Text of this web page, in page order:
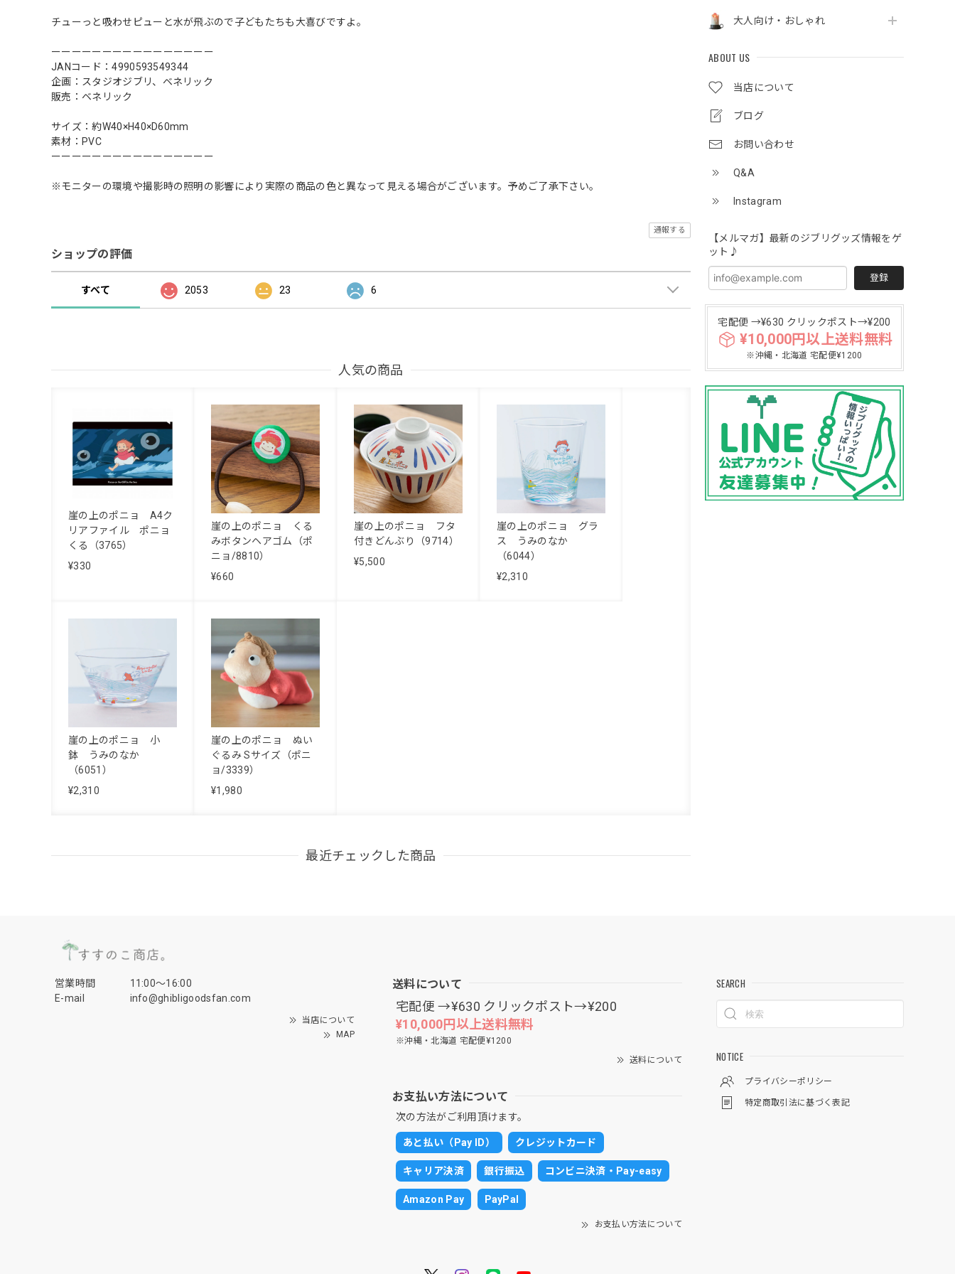
大人向け・おしゃれ
ABOUT US
当店について
ブログ
お問い合わせ
Q&A
Instagram
【メルマガ】最新のジブリグッズ情報をゲ
ット♪
登録
宅配便 →¥630 クリックポスト→¥200
¥10,000円以上送料無料
※沖縄・北海道 宅配便¥1200
チューっと吸わせピューと水が飛ぶので子どもたちも大喜びですよ。
ーーーーーーーーーーーーーーーー
JANコード：4990593549344
企画：スタジオジブリ、ベネリック
販売：ベネリック
サイズ：約W40×H40×D60mm
素材：PVC
ーーーーーーーーーーーーーーーー
※モニターの環境や撮影時の照明の影響により実際の商品の色と異なって見える場合がございます。予めご了承下さい。
通報する
ショップの評価
すべて 2053 23 6
人気の商品
崖の上のポニョ A4ク
リアファイル ポニョ
くる（3765）
¥330
崖の上のポニョ くる
みボタンヘアゴム（ポ
ニョ/8810）
¥660
崖の上のポニョ フタ
付きどんぶり（9714）
¥5,500
崖の上のポニョ グラ
ス うみのなか
（6044）
¥2,310
崖の上のポニョ 小
鉢 うみのなか
（6051）
¥2,310
崖の上のポニョ ぬい
ぐるみ Sサイズ（ポニ
ョ/3339）
¥1,980
最近チェックした商品
営業時間
11:00〜16:00
E-mail
info@ghibligoodsfan.com
当店について
MAP
送料について
宅配便 →¥630 クリックポスト→¥200
¥10,000円以上送料無料
※沖縄・北海道 宅配便¥1200
送料について
お支払い方法について
次の方法がご利用頂けます。
あと払い（Pay ID） クレジットカード
キャリア決済 銀行振込 コンビニ決済・Pay-easy
Amazon Pay PayPal
お支払い方法について
SEARCH
NOTICE
プライバシーポリシー
特定商取引法に基づく表記